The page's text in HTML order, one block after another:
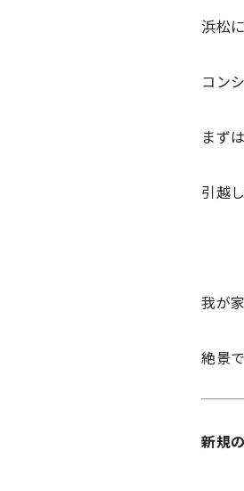
浜松
コン
まず
引越
我が
絶景
新規